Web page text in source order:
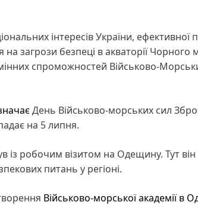
інтересів України, ефективної
на загрози безпеці в акваторії Чорного
спроможностей Військово-
День Військово-морських сил
на 5 липня.
робочим візитом на Одещину. Тут він
питань у регіоні.
Військово-морської академії в